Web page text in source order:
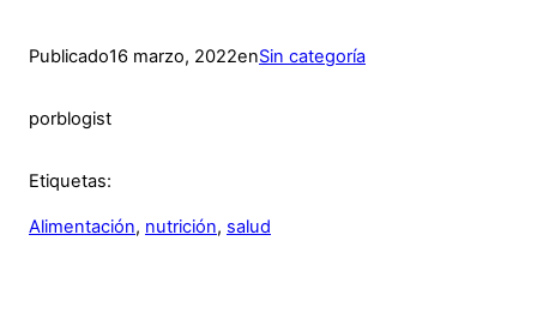
Publicado16 marzo, 2022enSin categoría
porblogist
Etiquetas:
Alimentación, nutrición, salud